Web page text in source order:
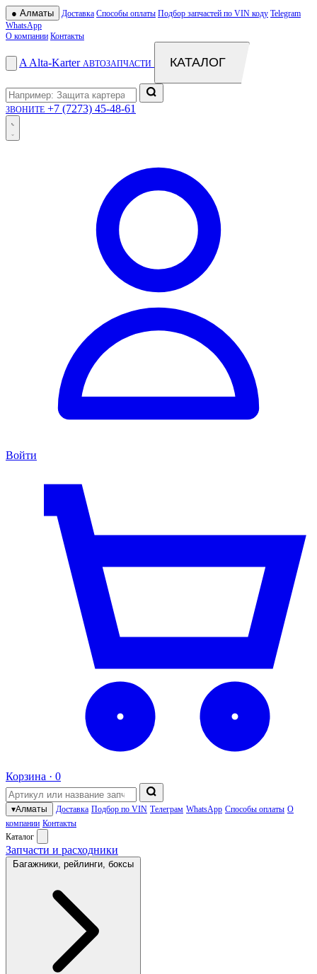
● Алматы Доставка Способы оплаты Подбор запчастей по VIN коду Telegram
WhatsApp
О компании Контакты
A Alta-Karter АВТОЗАПЧАСТИ КАТАЛОГ
ЗВОНИТЕ +7 (7273) 45-48-61
Войти
Корзина · 0
▾Алматы Доставка Подбор по VIN Телеграм WhatsApp Способы оплаты О
компании Контакты
Каталог
Запчасти и расходники
Багажники, рейлинги, боксы